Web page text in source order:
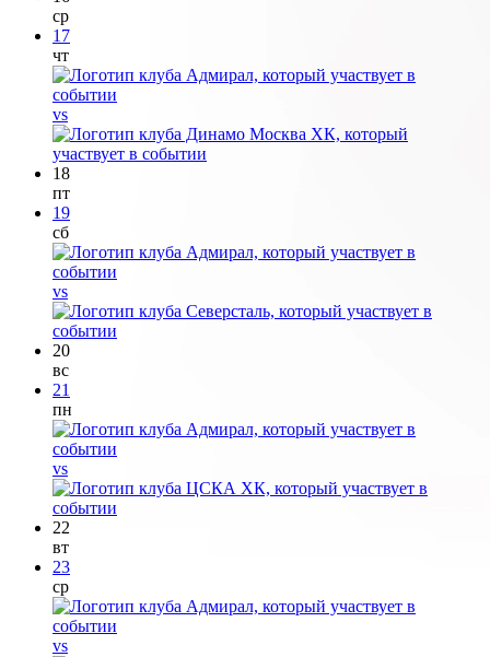
ср
17
чт
vs
18
пт
19
сб
vs
20
вс
21
пн
vs
22
вт
23
ср
vs